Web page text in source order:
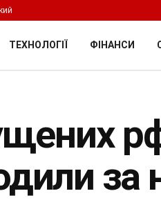
ТЕХНОЛОГІЇ ФІНАНСИ
за